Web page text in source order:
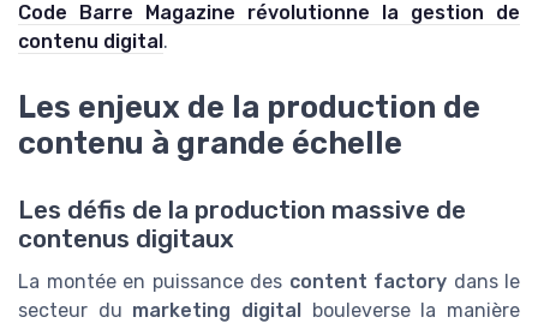
Code Barre Magazine révolutionne la gestion de
contenu digital .
Les enjeux de la production de
contenu à grande échelle
Les défis de la production massive de
contenus digitaux
La montée en puissance des content factory dans le
secteur du marketing digital bouleverse la manière